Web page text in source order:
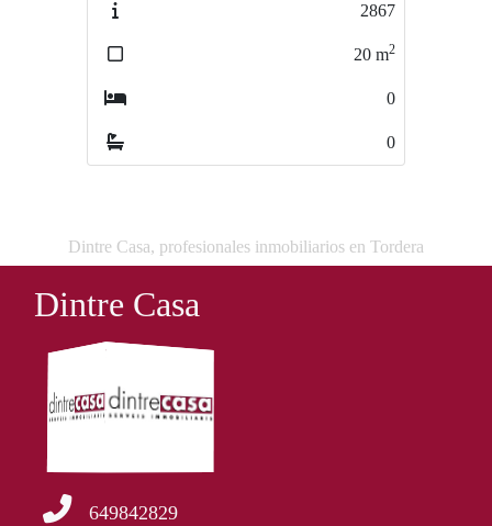
2867
m2
Dintre Casa, profesionales inmobiliarios en Tordera
Dintre Casa
649842829